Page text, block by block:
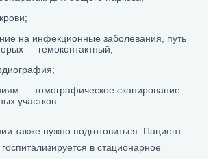
на инфекционные заболевания, путь
— гемоконтактный;
— томографическое сканирование
участков.
также нужно подготовиться. Пациент
в стационарное